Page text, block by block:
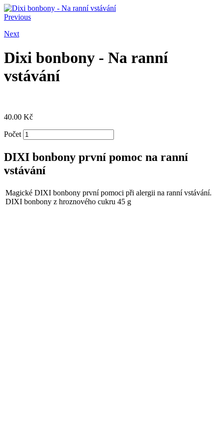
Previous
Next
Dixi bonbony - Na ranní
vstávání
40.00 Kč
Počet
DIXI bonbony první pomoc na ranní
vstávání
Magické DIXI bonbony první pomoci při alergii na ranní vstávání.
DIXI bonbony z hroznového cukru 45 g